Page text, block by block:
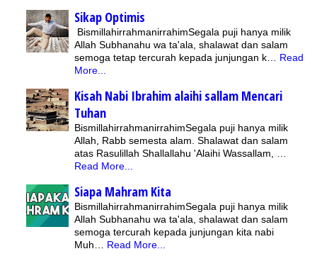
Sikap Optimis
BismillahirrahmanirrahimSegala puji hanya milik
Allah Subhanahu wa ta'ala, shalawat dan salam
semoga tetap tercurah kepada junjungan k… Read
More...
Kisah Nabi Ibrahim alaihi sallam Mencari
Tuhan
BismillahirrahmanirrahimSegala puji hanya milik
Allah, Rabb semesta alam. Shalawat dan salam
atas Rasulillah Shallallahu 'Alaihi Wassallam, …
Read More...
Siapa Mahram Kita
BismillahirrahmanirrahimSegala puji hanya milik
Allah Subhanahu wa ta'ala, shalawat dan salam
semoga tercurah kepada junjungan kita nabi
Muh… Read More...